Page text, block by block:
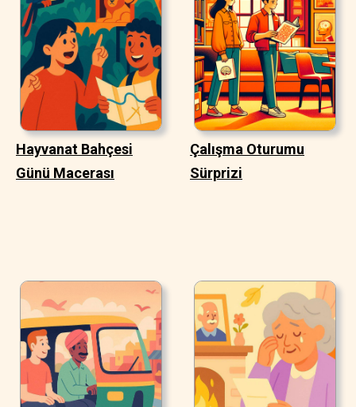
Hayvanat Bahçesi
Günü Macerası
Çalışma Oturumu
Sürprizi